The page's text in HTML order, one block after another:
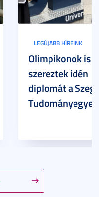
LEGÚJABB HÍREINK
Olimpikonok is
szereztek idén
diplomát a